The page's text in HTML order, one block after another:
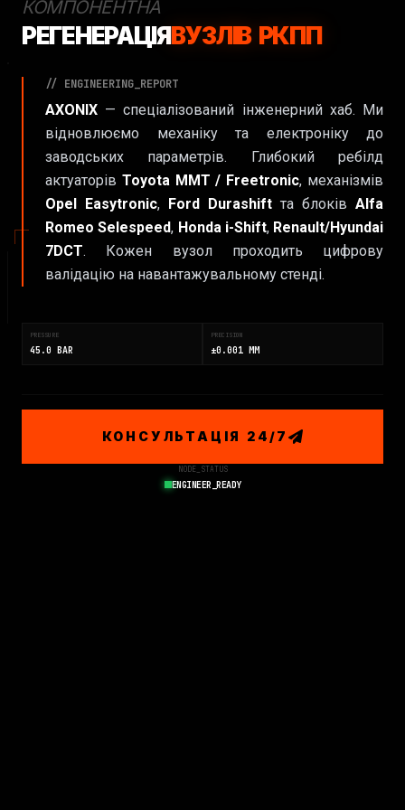
КОМПОНЕНТНА
РЕГЕНЕРАЦІЯВУЗЛІВ РКПП
// ENGINEERING_REPORT
AXONIX — спеціалізований інженерний хаб. Ми
відновлюємо механіку та електроніку до
заводських параметрів. Глибокий ребілд
актуаторів Toyota MMT / Freetronic, механізмів
Opel Easytronic, Ford Durashift та блоків Alfa
Romeo Selespeed, Honda i-Shift, Renault/Hyundai
7DCT. Кожен вузол проходить цифрову
валідацію на навантажувальному стенді.
PRESSURE
45.0 BAR
PRECISION
±0.001 MM
КОНСУЛЬТАЦІЯ 24/7
NODE_STATUS
ENGINEER_READY